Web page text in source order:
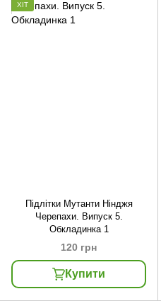
ХІТ
Підлітки Мутанти Нінджя
Черепахи. Випуск 5.
Обкладинка 1
120 грн
Купити